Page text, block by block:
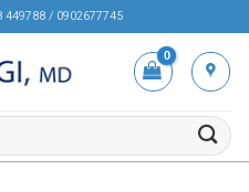
449788 / 0902677745